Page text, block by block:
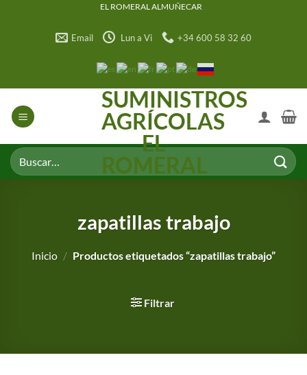
EL ROMERAL ALMUÑECAR
Email Lun a Vi +34 600 58 32 60
SUMINISTROS
AGRÍCOLAS
EL
ROMERAL
Buscar
por:
zapatillas trabajo
Inicio / Productos etiquetados “zapatillas trabajo”
Filtrar